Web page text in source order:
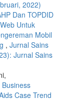
2022)
Dan TOPDID
Untuk
Mobil
, Jurnal Sains
Jurnal Sains
Case Trend